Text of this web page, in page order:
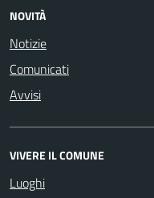
NOVITÀ
Notizie
Comunicati
Avvisi
VIVERE IL COMUNE
Luoghi